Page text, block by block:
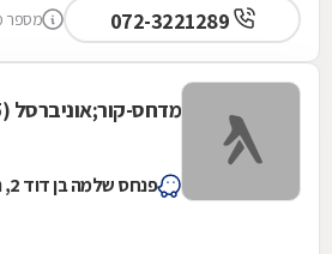
מספר
מדחס-קור;אוניברסל (1975) בע"מ
פנחס שלמה בן דוד 2, ראשון לציון